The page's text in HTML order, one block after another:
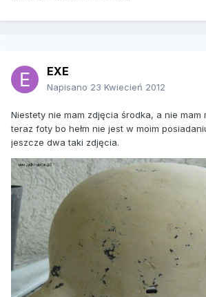
EXE
Napisano 23 Kwiecień 2012
Niestety nie mam zdjęcia środka, a nie mam
teraz foty bo hełm nie jest w moim
jeszcze dwa taki zdjęcia.